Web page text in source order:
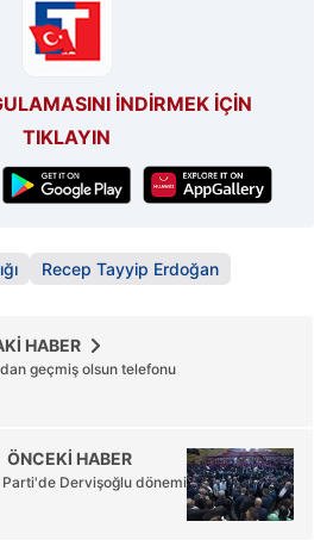
İNDİRMEK İÇİN
TIKLAYIN
Recep Tayyip Erdoğan
HABER
geçmiş olsun telefonu
ÖNCEKİ HABER
Parti'de Dervişoğlu dönemi